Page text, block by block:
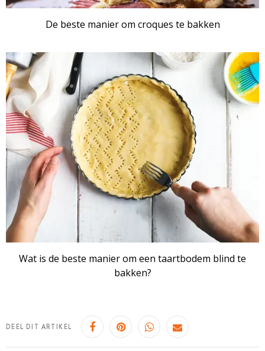
De beste manier om croques te bakken
Wat is de beste manier om een taartbodem blind te
bakken?
DEEL DIT ARTIKEL